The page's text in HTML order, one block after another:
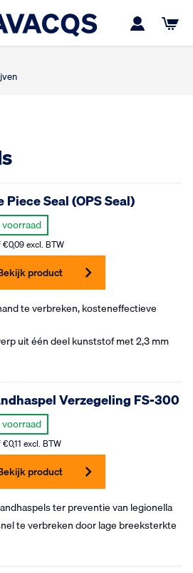
te verbreken, kosteneffectieve
uit één deel kunststof met 2,3 mm
Piece Seal (OPS Seal)
voorraad
€0,09excl. BTW
product
ter preventie van legionella
te verbreken door lage breeksterkte
Verzegeling FS-300
voorraad
€0,11 excl. BTW
product